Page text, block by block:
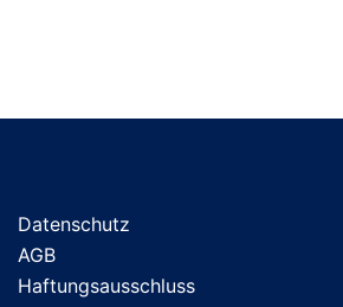
Datenschutz
AGB
Haftungsausschluss